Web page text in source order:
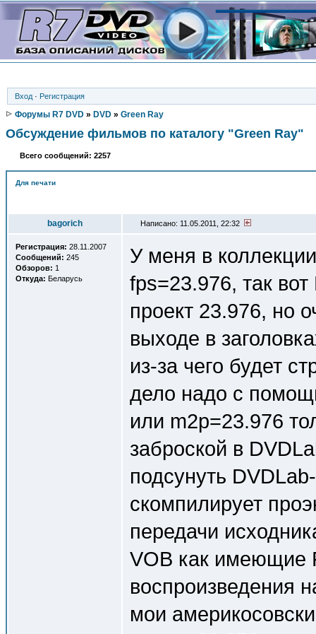
Вход · Регистрация
Форумы R7 DVD » DVD » Green Ray
Обсуждение фильмов по каталогу "Green Ray"
Всего сообщений: 2257
Для печати
bagorich Написано: 11.05.2011, 22:32
Регистрация: 28.11.2007
Сообщений: 245
Обзоров: 1
Откуда: Беларусь
У меня в
fps=23.976, так
проект 23.976, но
выходе в
из-за чего будет
дело надо с
или m2p=23.976
заброской в
подсунуть
скомпилирует
передачи
VOB как имеющие
воспроизведения
мои